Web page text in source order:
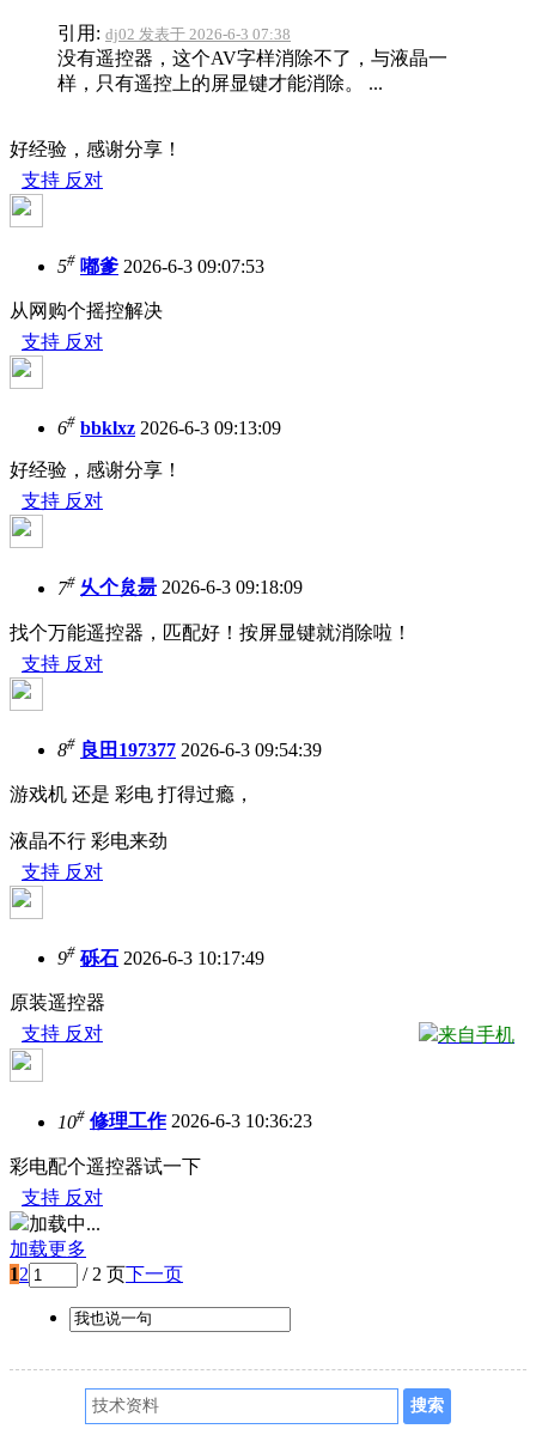
引用: dj02 发表于 2026-6-3 07:38
没有遥控器，这个AV字样消除不了，与液晶一
样，只有遥控上的屏显键才能消除。 ...
好经验，感谢分享！
支持 反对
5# 嘟爹 2026-6-3 09:07:53
从网购个摇控解决
支持 反对
6# bbklxz 2026-6-3 09:13:09
好经验，感谢分享！
支持 反对
7# 乆个炱昜 2026-6-3 09:18:09
找个万能遥控器，匹配好！按屏显键就消除啦！
支持 反对
8# 良田197377 2026-6-3 09:54:39
游戏机 还是 彩电 打得过瘾，
液晶不行 彩电来劲
支持 反对
9# 砾石 2026-6-3 10:17:49
原装遥控器
支持 反对 来自手机
10# 修理工作2026-6-3 10:36:23
彩电配个遥控器试一下
支持 反对
加载中...
加载更多
12 / 2 页下一页